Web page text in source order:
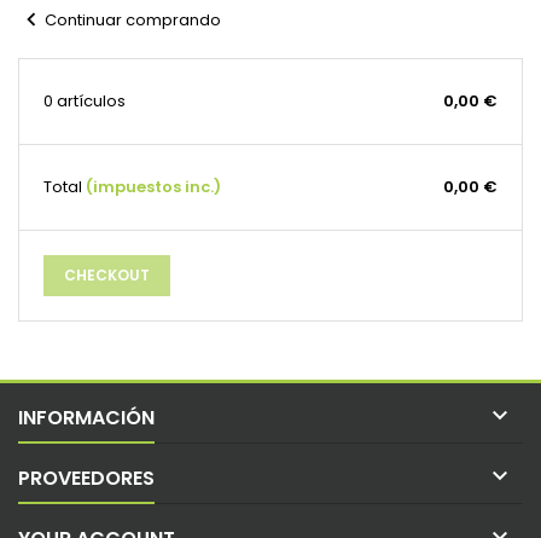
chevron_left Continuar comprando
0 artículos 0,00 €
Total (impuestos inc.) 0,00 €
CHECKOUT
INFORMACIÓN 
PROVEEDORES 